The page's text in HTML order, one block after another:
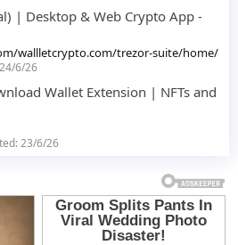
| Desktop & Web Crypto App -
wallletcrypto.com/trezor-suite/home/
24/6/26
Wallet Extension | NFTs and
23/6/26